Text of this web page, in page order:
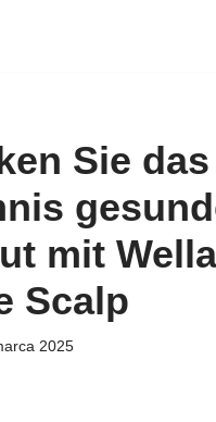
Sie das
mit
Scalp
2025